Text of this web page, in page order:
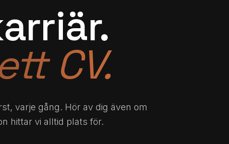
CV.
varje gång. Hör av dig även om
hittar vi alltid plats för.